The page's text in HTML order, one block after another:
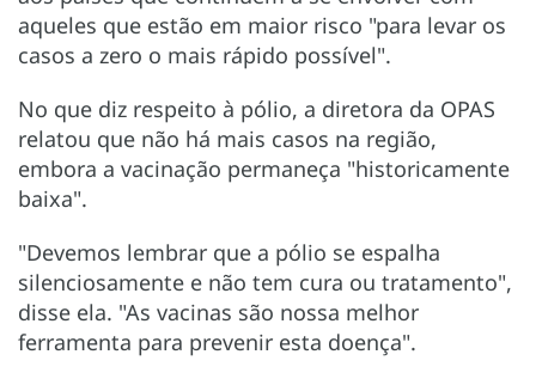
aqueles que estão em maior risco "para levar os
casos a zero o mais rápido possível".
No que diz respeito à pólio, a diretora da OPAS
relatou que não há mais casos na região,
embora a vacinação permaneça "historicamente
baixa".
"Devemos lembrar que a pólio se espalha
silenciosamente e não tem cura ou tratamento",
disse ela. "As vacinas são nossa melhor
ferramenta para prevenir esta doença".